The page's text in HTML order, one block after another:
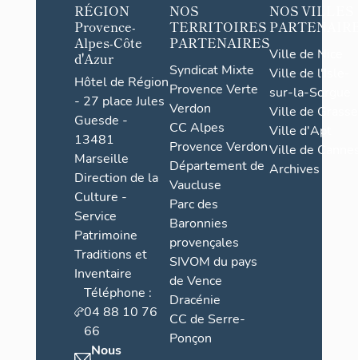
RÉGION
Provence-
Alpes-Côte
d'Azur
Hôtel de Région
- 27 place Jules
Guesde -
13481
Marseille
Direction de la
Culture -
Service
Patrimoine
Traditions et
Inventaire
Téléphone :
04 88 10 76
66
Nous
NOS
TERRITOIRES
PARTENAIRES
Syndicat Mixte
Provence Verte
Verdon
CC Alpes
Provence Verdon
Département de
Vaucluse
Parc des
Baronnies
provençales
SIVOM du pays
de Vence
Dracénie
CC de Serre-
Ponçon
NOS VILLES
Ville de Nice
Ville de l'Isle-
sur-la-Sorgue
Ville de Grasse
Ville d'Apt
Ville de
Archives